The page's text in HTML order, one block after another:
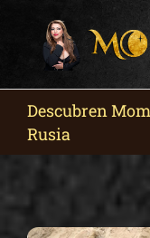
Descubren
Rusia